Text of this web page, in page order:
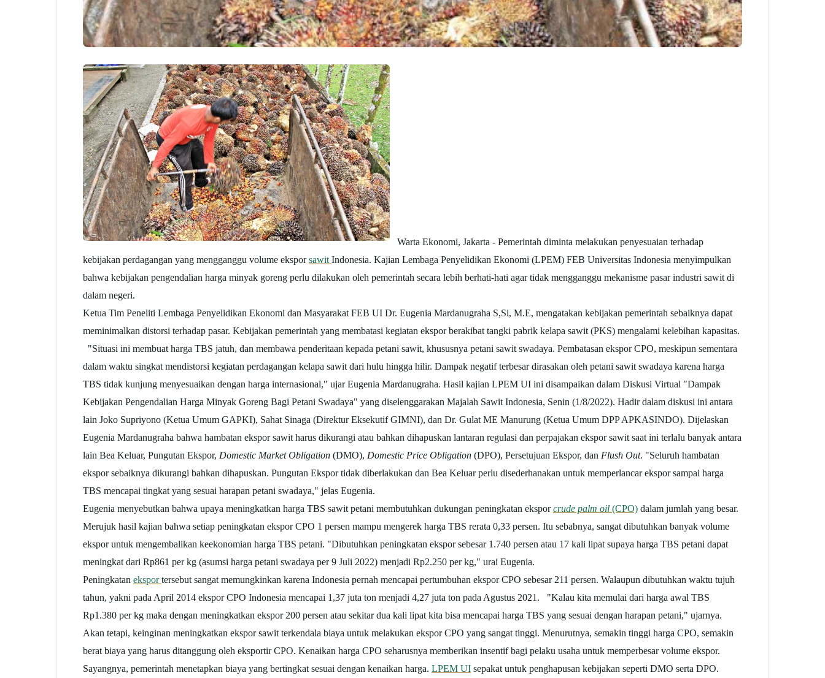
Warta Ekonomi, Jakarta - Pemerintah diminta melakukan penyesuaian terhadap
kebijakan perdagangan yang mengganggu volume eksporsawit Indonesia. Kajian Lembaga Penyelidikan Ekonomi (LPEM) FEB Universitas Indonesia menyimpulkan
bahwa kebijakan pengendalian harga minyak goreng perlu dilakukan oleh pemerintah secara lebih berhati-hati agar tidak mengganggu mekanisme pasar industri sawit di
dalam negeri.
Ketua Tim Peneliti Lembaga Penyelidikan Ekonomi dan Masyarakat FEB UI Dr. Eugenia Mardanugraha S,Si, M.E, mengatakan kebijakan pemerintah sebaiknya dapat
meminimalkan distorsi terhadap pasar. Kebijakan pemerintah yang membatasi kegiatan ekspor berakibat tangki pabrik kelapa sawit (PKS) mengalami kelebihan kapasitas.
"Situasi ini membuat harga TBS jatuh, dan membawa penderitaan kepada petani sawit, khususnya petani sawit swadaya. Pembatasan ekspor CPO, meskipun sementara
dalam waktu singkat mendistorsi kegiatan perdagangan kelapa sawit dari hulu hingga hilir. Dampak negatif terbesar dirasakan oleh petani sawit swadaya karena harga
TBS tidak kunjung menyesuaikan dengan harga internasional," ujar Eugenia Mardanugraha. Hasil kajian LPEM UI ini disampaikan dalam Diskusi Virtual "Dampak
Kebijakan Pengendalian Harga Minyak Goreng Bagi Petani Swadaya" yang diselenggarakan Majalah Sawit Indonesia, Senin (1/8/2022). Hadir dalam diskusi ini antara
lain Joko Supriyono (Ketua Umum GAPKI), Sahat Sinaga (Direktur Eksekutif GIMNI), dan Dr. Gulat ME Manurung (Ketua Umum DPP APKASINDO). Dijelaskan
Eugenia Mardanugraha bahwa hambatan ekspor sawit harus dikurangi atau bahkan dihapuskan lantaran regulasi dan perpajakan ekspor sawit saat ini terlalu banyak antara
lain Bea Keluar, Pungutan Ekspor, Domestic Market Obligation (DMO), Domestic Price Obligation (DPO), Persetujuan Ekspor, dan Flush Out. "Seluruh hambatan
ekspor sebaiknya dikurangi bahkan dihapuskan. Pungutan Ekspor tidak diberlakukan dan Bea Keluar perlu disederhanakan untuk memperlancar ekspor sampai harga
TBS mencapai tingkat yang sesuai harapan petani swadaya," jelas Eugenia.
Eugenia menyebutkan bahwa upaya meningkatkan harga TBS sawit petani membutuhkan dukungan peningkatan eksporcrude palm oil (CPO) dalam jumlah yang besar.
Merujuk hasil kajian bahwa setiap peningkatan ekspor CPO 1 persen mampu mengerek harga TBS rerata 0,33 persen. Itu sebabnya, sangat dibutuhkan banyak volume
ekspor untuk mengembalikan keekonomian harga TBS petani. "Dibutuhkan peningkatan ekspor sebesar 1.740 persen atau 17 kali lipat supaya harga TBS petani dapat
meningkat dari Rp861 per kg (asumsi harga petani swadaya per 9 Juli 2022) menjadi Rp2.250 per kg," urai Eugenia.
Peningkatan eksportersebut sangat memungkinkan karena Indonesia pernah mencapai pertumbuhan ekspor CPO sebesar 211 persen. Walaupun dibutuhkan waktu tujuh
tahun, yakni pada April 2014 ekspor CPO Indonesia mencapai 1,37 juta ton menjadi 4,27 juta ton pada Agustus 2021. "Kalau kita memulai dari harga awal TBS
Rp1.380 per kg maka dengan meningkatkan ekspor 200 persen atau sekitar dua kali lipat kita bisa mencapai harga TBS yang sesuai dengan harapan petani," ujarnya.
Akan tetapi, keinginan meningkatkan ekspor sawit terkendala biaya untuk melakukan ekspor CPO yang sangat tinggi. Menurutnya, semakin tinggi harga CPO, semakin
berat biaya yang harus ditanggung oleh eksportir CPO. Kenaikan harga CPO seharusnya memberikan insentif bagi pelaku usaha untuk memperbesar volume ekspor.
Sayangnya, pemerintah menetapkan biaya yang bertingkat sesuai dengan kenaikan harga. LPEM UI sepakat untuk penghapusan kebijakan seperti DMO serta DPO.